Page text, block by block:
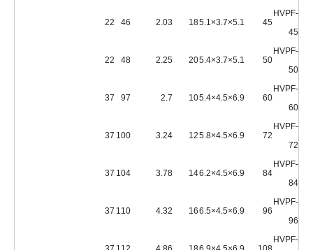
HVPF-
45
45
5.1×3.7×5.1
18
2.03
46
22
HVPF-
50
50
5.1×3.7×5.4
20
2.25
48
22
HVPF-
60
60
6.9×4.5×5.4
10
2.7
97
37
HVPF-
72
72
6.9×4.5×5.8
12
3.24
100
37
HVPF-
84
84
6.9×4.5×6.2
14
3.78
104
37
HVPF-
96
96
6.9×4.5×6.5
16
4.32
110
37
HVPF-